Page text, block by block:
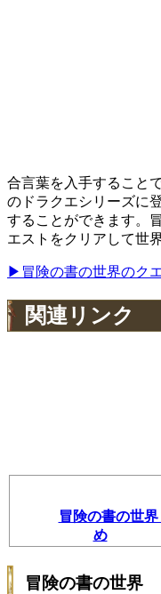
合言葉を入手すること
のドラクエシリーズに
することができます。
エストをクリアして世
▶冒険の書の世界のク
関連リンク
冒険の書の世界
め
冒険の書の世界